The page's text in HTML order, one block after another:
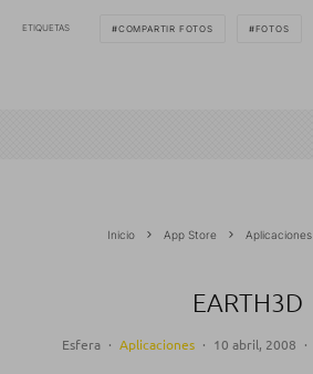
ETIQUETAS COMPARTIR FOTOS FOTOS
Inicio App Store Aplicaciones
EARTH3D
Esfera · Aplicaciones · 10 abril, 2008 ·